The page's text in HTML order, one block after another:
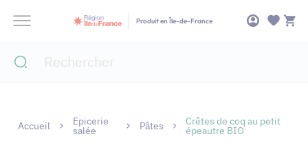
Produit en Île-de-France
Accueil Epicerie
salée Pâtes Crêtes de coq au petit
épeautre BIO